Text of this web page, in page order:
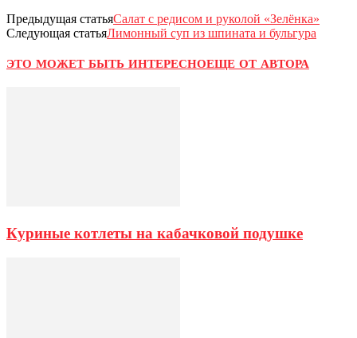
Предыдущая статьяСалат с редисом и руколой «Зелёнка»
Следующая статьяЛимонный суп из шпината и бульгура
ЭТО МОЖЕТ БЫТЬ ИНТЕРЕСНОЕЩЕ ОТ АВТОРА
Куриные котлеты на кабачковой подушке